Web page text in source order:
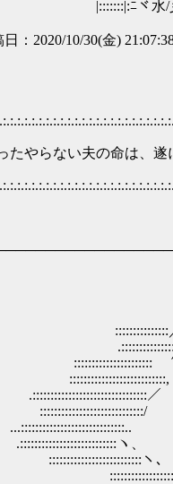
/彡＠
：2020/10/30(金)
らない夫の命は、遂
ｘ
ノ
:::::::::::::::::::::::::::,
::l::!｜
｜
て